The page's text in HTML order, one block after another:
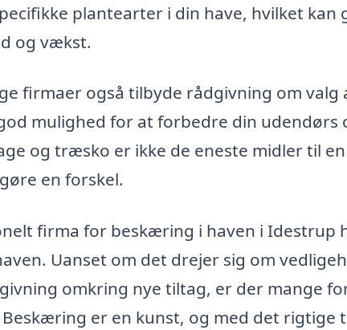
plantearter i din have, hvilket kan
og vækst.
firmaer også tilbyde rådgivning om valg
mulighed for at forbedre din udendørs
og træsko er ikke de eneste midler til
en forskel.
firma for beskæring i haven i Idestrup
Uanset om det drejer sig om
omkring nye tiltag, er der mange
er en kunst, og med det rigtige